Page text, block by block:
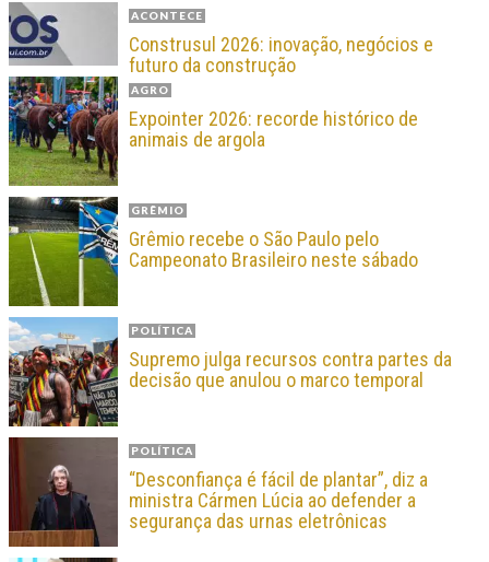
ACONTECE
Construsul 2026: inovação, negócios e
futuro da construção
AGRO
Expointer 2026: recorde histórico de
animais de argola
GRÊMIO
Grêmio recebe o São Paulo pelo
Campeonato Brasileiro neste sábado
POLÍTICA
Supremo julga recursos contra partes da
decisão que anulou o marco temporal
POLÍTICA
“Desconfiança é fácil de plantar”, diz a
ministra Cármen Lúcia ao defender a
segurança das urnas eletrônicas